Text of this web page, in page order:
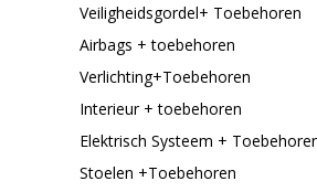
Veiligheidsgordel+ Toebehoren
Airbags + toebehoren
Verlichting+Toebehoren
Interieur + toebehoren
Elektrisch Systeem +
Stoelen +Toebehoren